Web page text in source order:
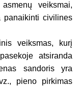
veiksmai,
panaikinti civilines
veiksmas, kurį
atsiranda
sandoris yra
pieno pirkimas